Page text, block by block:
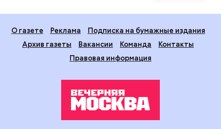
О газете Реклама
Подписка на бумажные издания
Архив газеты
Вакансии Команда
Контакты
Правовая информация